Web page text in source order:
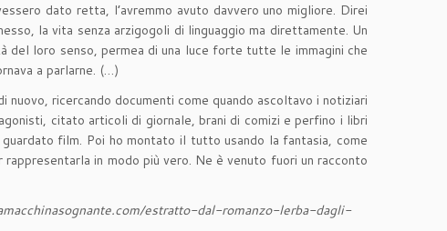
dato retta, l’avremmo avuto davvero uno migliore. Direi
la vita senza arzigogoli di linguaggio ma direttamente. Un
del loro senso, permea di una luce forte tutte le immagini che
a parlarne. (…)
ricercando documenti come quando ascoltavo i notiziari
citato articoli di giornale, brani di comizi e perfino i libri
film. Poi ho montato il tutto usando la fantasia, come
in modo più vero. Ne è venuto fuori un racconto
estratto-dal-romanzo-lerba-dagli-